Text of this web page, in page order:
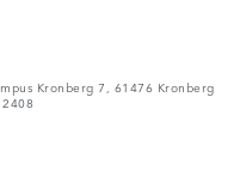
Kronberg 7, 61476 Kronberg